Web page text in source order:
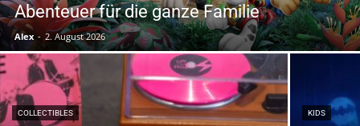
Abenteuer für die ganze Familie
Alex - 2. August 2026
COLLECTIBLES KIDS